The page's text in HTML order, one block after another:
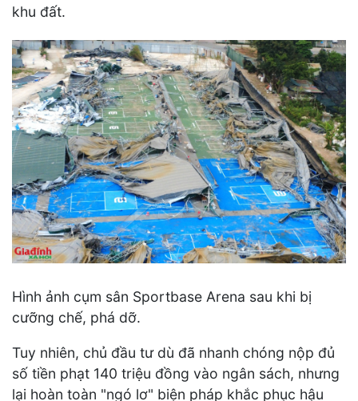
khu đất.
Hình ảnh cụm sân Sportbase Arena sau khi bị
cưỡng chế, phá dỡ.
Tuy nhiên, chủ đầu tư dù đã nhanh chóng nộp đủ
số tiền phạt 140 triệu đồng vào ngân sách, nhưng
lại hoàn toàn "ngó lơ" biện pháp khắc phục hậu